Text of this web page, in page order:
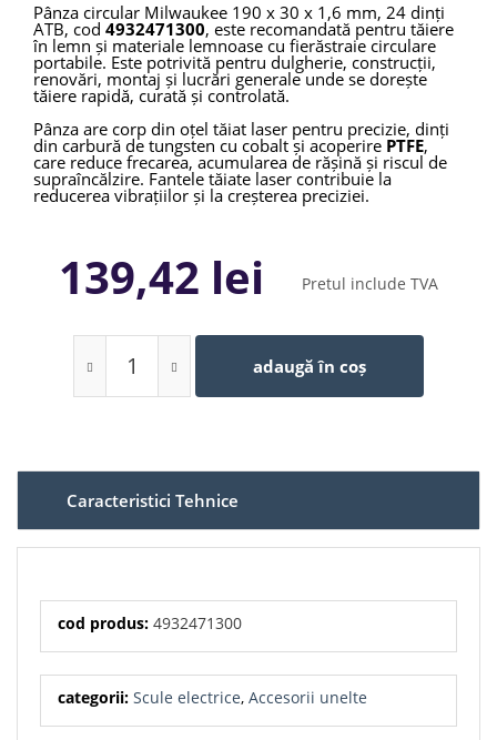
Pânza circular Milwaukee 190 x 30 x 1,6 mm, 24 dinți
ATB, cod 4932471300, este recomandată pentru tăiere
în lemn și materiale lemnoase cu fierăstraie circulare
portabile. Este potrivită pentru dulgherie, construcții,
renovări, montaj și lucrări generale unde se dorește
tăiere rapidă, curată și controlată.
Pânza are corp din oțel tăiat laser pentru precizie, dinți
din carbură de tungsten cu cobalt și acoperire PTFE,
care reduce frecarea, acumularea de rășină și riscul de
supraîncălzire. Fantele tăiate laser contribuie la
reducerea vibrațiilor și la creșterea preciziei.
139,42 lei Pretul include TVA
adaugă în coș
Caracteristici Tehnice
cod produs: 4932471300
categorii: Scule electrice, Accesorii unelte